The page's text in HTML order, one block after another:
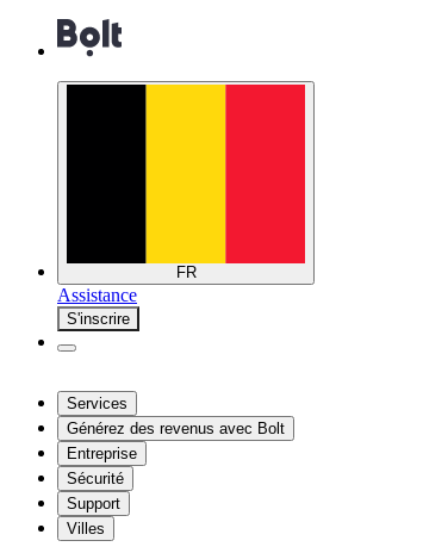
FR
Assistance
S'inscrire
Services
Générez des revenus avec Bolt
Entreprise
Sécurité
Support
Villes